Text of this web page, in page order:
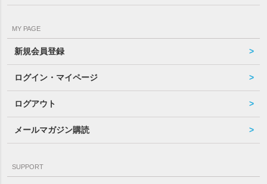
MY PAGE
新規会員登録
ログイン・マイページ
ログアウト
メールマガジン購読
SUPPORT